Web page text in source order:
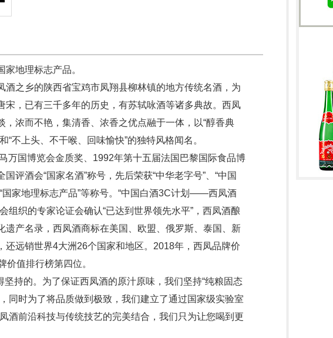
地理标志产品。
之乡的陕西省宝鸡市凤翔县柳林镇的地方传统名酒，为
宋，已有三千多年的历史，有苏轼咏酒等诸多典故。西凤
浓而不艳，集清香、浓香之优点融于一体，以“醇香典
“不上头、不干喉、回味愉快”的独特风格闻名。
国博览会金质奖、1992年第十五届法国巴黎国际食品博
评酒会“国家名酒”称号，先后荣获“中华老字号”、“中国
国家地理标志产品”等称号。“中国白酒3C计划——西凤酒
组织的专家论证会确认“已达到世界领先水平”，西凤酒酿
遗产名录，西凤酒商标在美国、欧盟、俄罗斯、泰国、新
还远销世界4大洲26个国家和地区。2018年，西凤品牌价
价值排行榜第四位。
持的。为了保证西凤酒的原汁原味，我们坚持“纯粮固态
同时为了将品质做到极致，我们建立了通过国家级实验室
酒前沿科技与传统技艺的完美结合，我们只为让您喝到更